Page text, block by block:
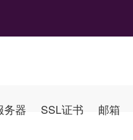
务器 SSL证书 邮箱